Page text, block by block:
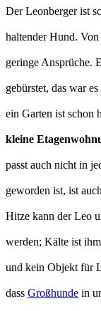
Der Leonberger ist
haltender Hund. Von
geringe Ansprüche.
gebürstet, das war
ein Garten ist schon
kleine
passt auch nicht in
geworden ist, ist
Hitze kann der Leo
werden; Kälte ist
und kein Objekt für
dass Großhunde in